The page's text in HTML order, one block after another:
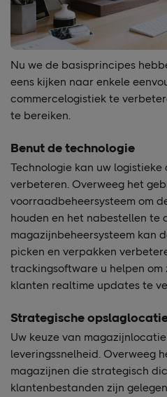
Nu we de basisprincipes
eens kijken naar enkele
commercelogistiek te
te bereiken.
Benut de technologie
Technologie kan uw
verbeteren. Overweeg het
voorraadbeheersysteem om
houden en het nabestellen te
magazijnbeheersysteem kan
picken en verpakken
trackingsoftware u helpen om
klanten realtime updates te
Strategische
Uw keuze van
leveringssnelheid. Overweeg
magazijnen die strategisch
klantenbestanden zijn